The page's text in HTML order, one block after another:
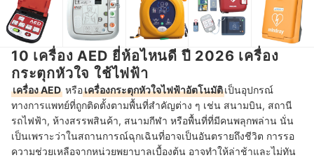
10 เครื่อง AED ยี่ห้อไหนดี ปี 2026 เครื่อง
กระตุกหัวใจ ใช้ไฟฟ้า
เครื่อง AED หรือเครื่องกระตุกหัวใจไฟฟ้าอัตโนมัติเป็นอุปกรณ์
ทางการแพทย์ที่ถูกติดตั้งตามพื้นที่สำคัญต่าง ๆ เช่น สนามบิน, สถานี
รถไฟฟ้า, ห้างสรรพสินค้า, สนามกีฬา หรือพื้นที่ที่มีคนพลุกพล่าน นั่น
เป็นเพราะว่าในสถานการณ์ฉุกเฉินที่อาจเป็นอันตรายถึงชีวิต การรอ
ความช่วยเหลือจากหน่วยพยาบาลเบื้องต้น อาจทำให้ล่าช้าและไม่ทัน